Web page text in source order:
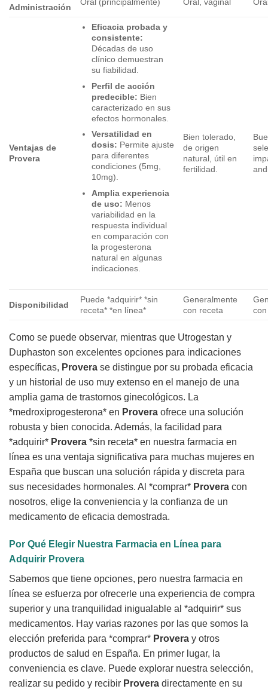
Administración
Ventajas de
Provera
Eficacia probada y
consistente:
Décadas de uso
clínico demuestran
su fiabilidad.
Perfil de acción
predecible: Bien
caracterizado en sus
efectos hormonales.
Versatilidad en
dosis: Permite ajuste
para diferentes
condiciones (5mg,
10mg).
Amplia experiencia
de uso: Menos
variabilidad en la
respuesta individual
en comparación con
la progesterona
natural en algunas
indicaciones.
Bien tolerado,
de origen
natural, útil en
fertilidad.
Disponibilidad
Puede *adquirir* *sin
receta* *en línea*
Generalmente
con receta
Como se puede observar, mientras que Utrogestan y
Duphaston son excelentes opciones para indicaciones
específicas, Provera se distingue por su probada eficacia
y un historial de uso muy extenso en el manejo de una
amplia gama de trastornos ginecológicos. La
*medroxiprogesterona* en Provera ofrece una solución
robusta y bien conocida. Además, la facilidad para
*adquirir* Provera *sin receta* en nuestra farmacia en
línea es una ventaja significativa para muchas mujeres en
España que buscan una solución rápida y discreta para
sus necesidades hormonales. Al *comprar* Provera con
nosotros, elige la conveniencia y la confianza de un
medicamento de eficacia demostrada.
Por Qué Elegir Nuestra Farmacia en Línea para
Adquirir Provera
Sabemos que tiene opciones, pero nuestra farmacia en
línea se esfuerza por ofrecerle una experiencia de compra
superior y una tranquilidad inigualable al *adquirir* sus
medicamentos. Hay varias razones por las que somos la
elección preferida para *comprar* Provera y otros
productos de salud en España. En primer lugar, la
conveniencia es clave. Puede explorar nuestra selección,
realizar su pedido y recibir Provera directamente en su